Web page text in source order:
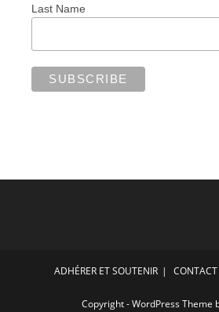
Last Name
ADHÉRER ET SOUTENIR CONTACT
Copyright - WordPress Theme